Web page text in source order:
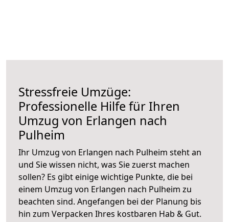
Stressfreie Umzüge:
Professionelle Hilfe für Ihren
Umzug von Erlangen nach
Pulheim
Ihr Umzug von Erlangen nach Pulheim steht an
und Sie wissen nicht, was Sie zuerst machen
sollen? Es gibt einige wichtige Punkte, die bei
einem Umzug von Erlangen nach Pulheim zu
beachten sind. Angefangen bei der Planung bis
hin zum Verpacken Ihres kostbaren Hab & Gut.